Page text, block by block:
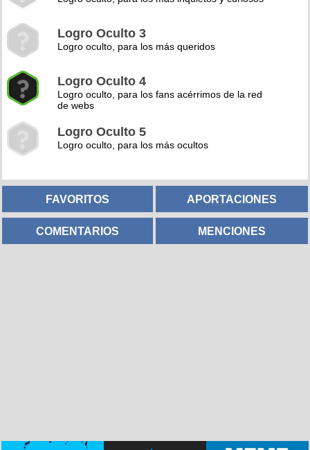
Logro Oculto 3
Logro oculto, para los más queridos
Logro Oculto 4
Logro oculto, para los fans acérrimos de la red
de webs
Logro Oculto 5
Logro oculto, para los más ocultos
FAVORITOS APORTACIONES
COMENTARIOS MENCIONES